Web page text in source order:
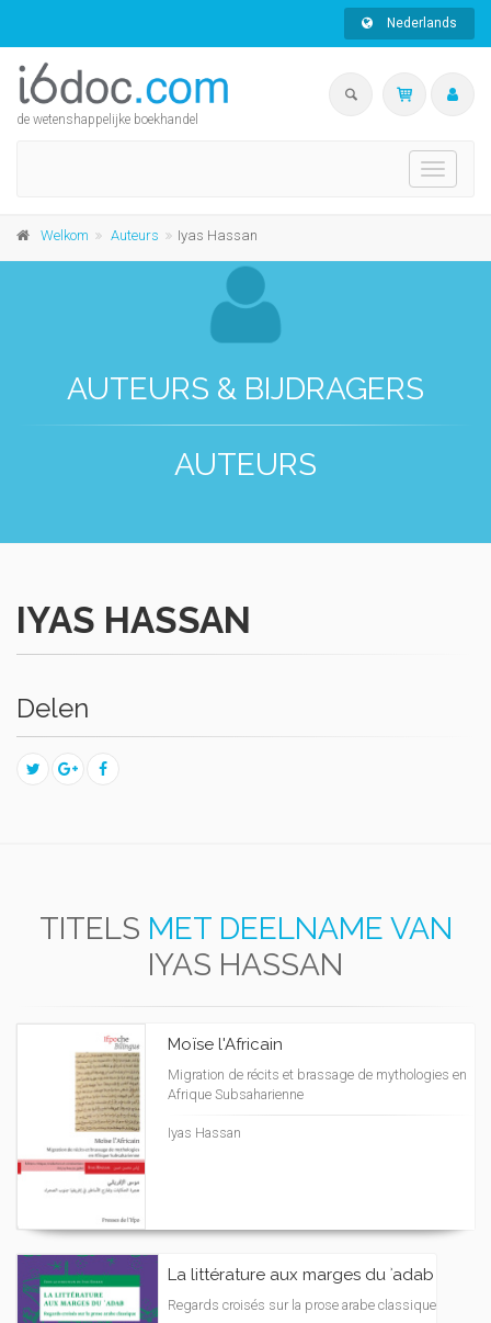
Nederlands
de wetenshappelijke boekhandel
Toggle
Welkom Auteurs Iyas Hassan
AUTEURS & BIJDRAGERS
AUTEURS
IYAS HASSAN
Delen
TITELS MET DEELNAME VAN
IYAS HASSAN
Moïse l'Africain
Migration de récits et brassage de mythologies en
Afrique Subsaharienne
Iyas Hassan
La littérature aux marges du ʾadab
Regards croisés sur la prose arabe classique